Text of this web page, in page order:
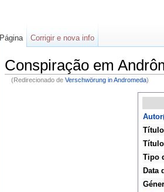
Conspiração em
(Redirecionado de Verschwörung in Andromeda)
Tipo
Data
Página Corrigir e nova info